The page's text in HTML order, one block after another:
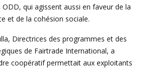
qui agissent aussi en faveur de la
et de la cohésion sociale.
Directrices des programmes et des
de Fairtrade International, a
coopératif permettait aux exploitants